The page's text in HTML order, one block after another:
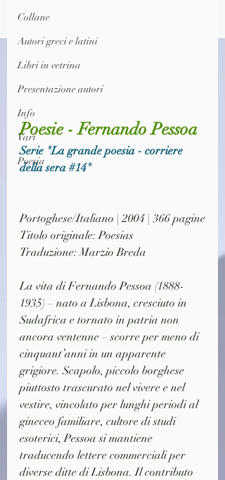
Collane
Autori greci e latini
Libri in vetrina
Presentazione autori
Info
Vari
Poesia
Poesie - Fernando Pessoa
Serie "La grande poesia - corriere
della sera #14"
Portoghese/Italiano | 2004 | 366 pagine
Titolo originale: Poesias
Traduzione: Marzio Breda
La vita di Fernando Pessoa (1888-
1935) – nato a Lisbona, cresciuto in
Sudafrica e tornato in patria non
ancora ventenne – scorre per meno di
cinquant’anni in un apparente
grigiore. Scapolo, piccolo borghese
piuttosto trascurato nel vivere e nel
vestire, vincolato per lunghi periodi al
gineceo familiare, cultore di studi
esoterici, Pessoa si mantiene
traducendo lettere commerciali per
diverse ditte di Lisbona. Il contributo